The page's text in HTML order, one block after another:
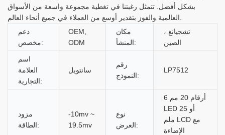
بشكل أفضل. تتمثل رغبتنا في تغطية مجموعة واسعة من الأسواق
دعم
مخصص:
OEM,
ODM
مكان
المنشأ:
تشجيانغ ،
الصين
اسم
العلامة
التجارية:
سانتويل
رقم
النموذج:
LP7512
مزود
الطاقة:
-10mv ~
19.5mv
نوع
العرض:
6 أرقام 20 مم
LED أو 25
ملم LCD مع
الإضاءة